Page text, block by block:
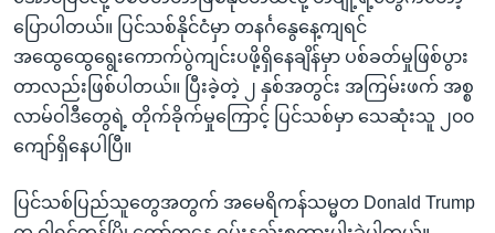
ပြောပါတယ်။ ပြင်သစ်နိုင်ငံမှာ တနင်္ဂနွေနေ့ကျရင်
အထွေထွေရွေးကောက်ပွဲကျင်းပဖို့ရှိနေချိန်မှာ ပစ်ခတ်မှုဖြစ်ပွား
တာလည်းဖြစ်ပါတယ်။ ပြီးခဲ့တဲ့ ၂ နှစ်အတွင်း အကြမ်းဖက် အစ္စ
လာမ်ဝါဒီတွေရဲ့ တိုက်ခိုက်မှုကြောင့် ပြင်သစ်မှာ သေဆုံးသူ ၂၀၀
ကျော်ရှိနေပါပြီ။
ပြင်သစ်ပြည်သူတွေအတွက် အမေရိကန်သမ္မတ Donald Trump